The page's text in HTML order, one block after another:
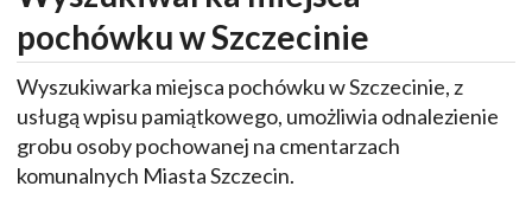
pochówku w Szczecinie
Wyszukiwarka miejsca pochówku w Szczecinie, z
usługą wpisu pamiątkowego, umożliwia odnalezienie
grobu osoby pochowanej na cmentarzach
komunalnych Miasta Szczecin.